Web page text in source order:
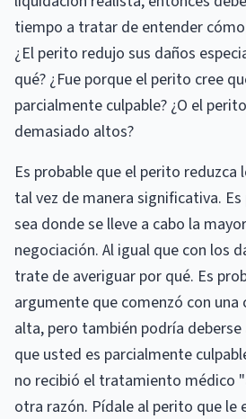
tiempo a tratar de entender
¿El perito redujo sus daños
qué? ¿Fue porque el perito cree
parcialmente culpable? ¿O el
demasiado altos?
Es probable que el perito reduzca
tal vez de manera significativa.
sea donde se lleve a cabo la
negociación. Al igual que con los
trate de averiguar por qué. Es
argumente que comenzó con
alta, pero también podría
que usted es parcialmente
no recibió el tratamiento médico
otra razón. Pídale al perito que le